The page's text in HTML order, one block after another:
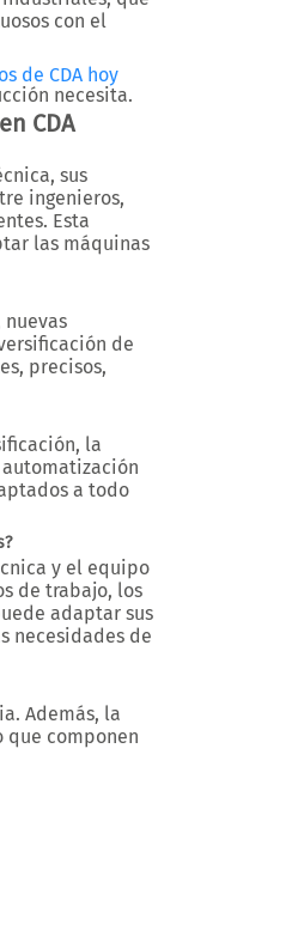
con el
de CDA hoy
necesita.
CDA
sus
ingenieros,
Esta
las máquinas
de
precisos,
la
a todo
y el equipo
de trabajo, los
adaptar sus
necesidades de
Además, la
que componen